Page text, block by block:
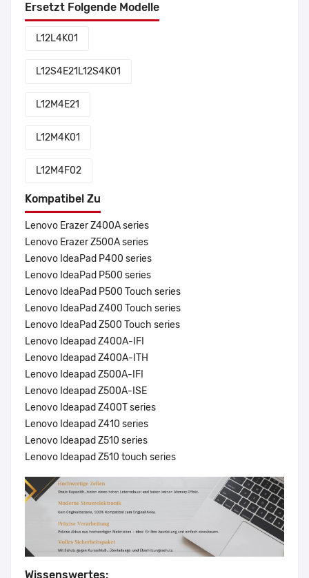
Ersetzt Folgende Modelle
L12L4K01
L12S4E21L12S4K01
L12M4E21
L12M4K01
L12M4F02
Kompatibel Zu
Lenovo Erazer Z400A series
Lenovo Erazer Z500A series
Lenovo IdeaPad P400 series
Lenovo IdeaPad P500 series
Lenovo IdeaPad P500 Touch series
Lenovo IdeaPad Z400 Touch series
Lenovo IdeaPad Z500 Touch series
Lenovo Ideapad Z400A-IFI
Lenovo Ideapad Z400A-ITH
Lenovo Ideapad Z500A-IFI
Lenovo Ideapad Z500A-ISE
Lenovo Ideapad Z400T series
Lenovo Ideapad Z410 series
Lenovo Ideapad Z510 series
Lenovo Ideapad Z510 touch series
Wissenswertes: